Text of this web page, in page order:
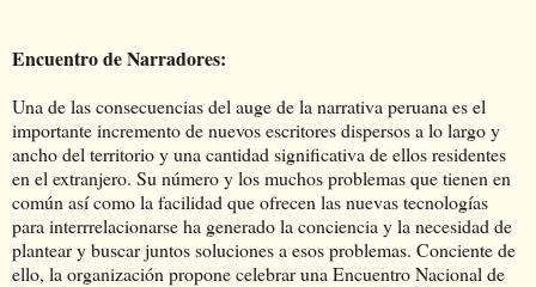
Encuentro de Narradores:
Una de las consecuencias del auge de la narrativa peruana es el
importante incremento de nuevos escritores dispersos a lo largo y
ancho del territorio y una cantidad significativa de ellos residentes
en el extranjero. Su número y los muchos problemas que tienen en
común así como la facilidad que ofrecen las nuevas tecnologías
para interrrelacionarse ha generado la conciencia y la necesidad de
plantear y buscar juntos soluciones a esos problemas. Conciente de
ello, la organización propone celebrar una Encuentro Nacional de